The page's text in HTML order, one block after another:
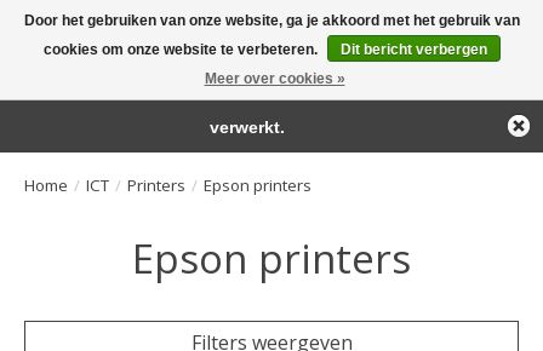
Large selection of products and fast shipping!
Home / ICT / Printers / Epson printers
Epson printers
Filters weergeven
Door het gebruiken van onze website, ga je akkoord met het gebruik van
cookies om onze website te verbeteren.
Dit bericht verbergen
Meer over cookies »
← Keer terug naar de backofficeDeze winkel is in aanbouw.
Eventueel geplaatste orders zullen niet worden gehonoreerd of
verwerkt.